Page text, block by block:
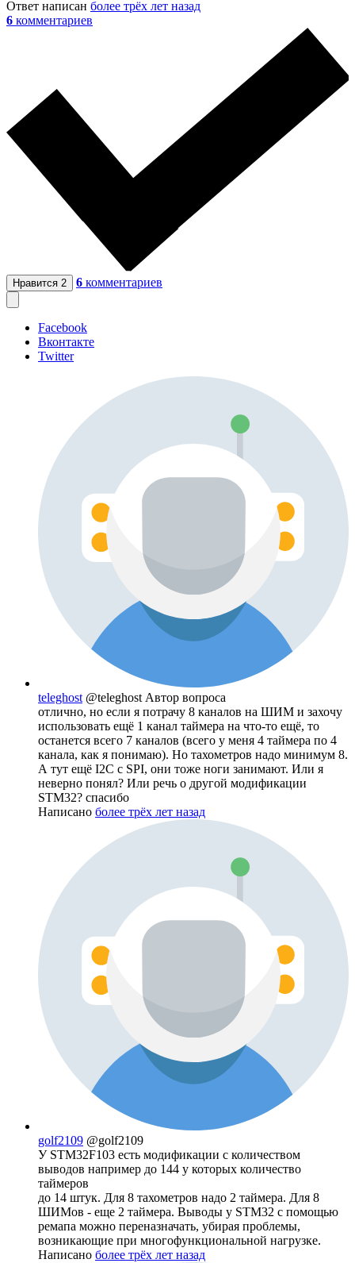
Ответ написан более трёх лет назад
6 комментариев
Нравится 2 6 комментариев
Facebook
Вконтакте
Twitter
teleghost @teleghost Автор вопроса
отлично, но если я потрачу 8 каналов на ШИМ и захочу
использовать ещё 1 канал таймера на что-то ещё, то
останется всего 7 каналов (всего у меня 4 таймера по 4
канала, как я понимаю). Но тахометров надо минимум 8.
А тут ещё I2C с SPI, они тоже ноги занимают. Или я
неверно понял? Или речь о другой модификации
STM32? спасибо
Написано более трёх лет назад
golf2109 @golf2109
У STM32F103 есть модификации с количеством
выводов например до 144 у которых количество
таймеров
до 14 штук. Для 8 тахометров надо 2 таймера. Для 8
ШИМов - еще 2 таймера. Выводы у STM32 с помощью
ремапа можно переназначать, убирая проблемы,
возникающие при многофункциональной нагрузке.
Написано более трёх лет назад